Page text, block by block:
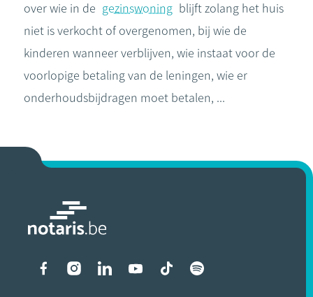
over wie in de gezinswoning blijft zolang het huis
niet is verkocht of overgenomen, bij wie de
kinderen wanneer verblijven, wie instaat voor de
voorlopige betaling van de leningen, wie er
onderhoudsbijdragen moet betalen, ...
Liens vers les réseaux